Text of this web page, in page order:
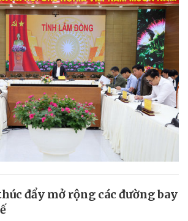
đẩy mở rộng các đường bay